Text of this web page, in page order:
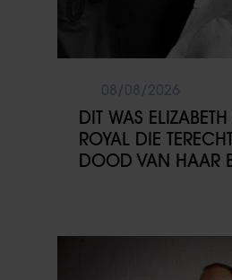
DIT WAS
ROYAL DIE
DOOD VAN HAAR